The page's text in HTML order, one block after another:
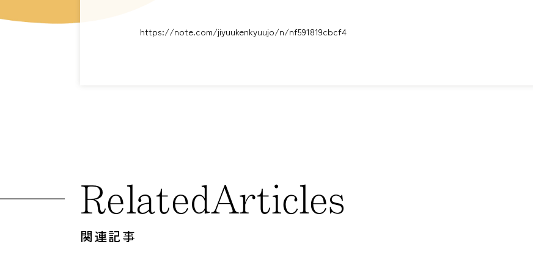
https://note.com/jiyuukenkyuujo/n/nf591819cbcf4
Related Articles
関連記事